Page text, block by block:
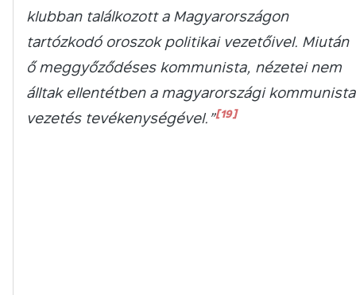
klubban találkozott a Magyarországon
tartózkodó oroszok politikai vezetőivel. Miután
ő meggyőződéses kommunista, nézetei nem
álltak ellentétben a magyarországi kommunista
vezetés tevékenységével.”[19]